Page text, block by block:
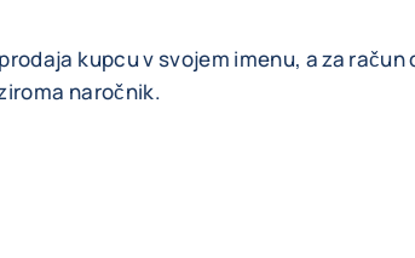
kupcu v svojem imenu, a za
naročnik.